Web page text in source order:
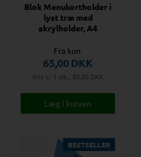
Blok Menukortholder i
lyst træ med
akrylholder, A4
Fra kun
65,00DKK
Pris v/ 1 stk., 80,00 DKK
BESTSELLER